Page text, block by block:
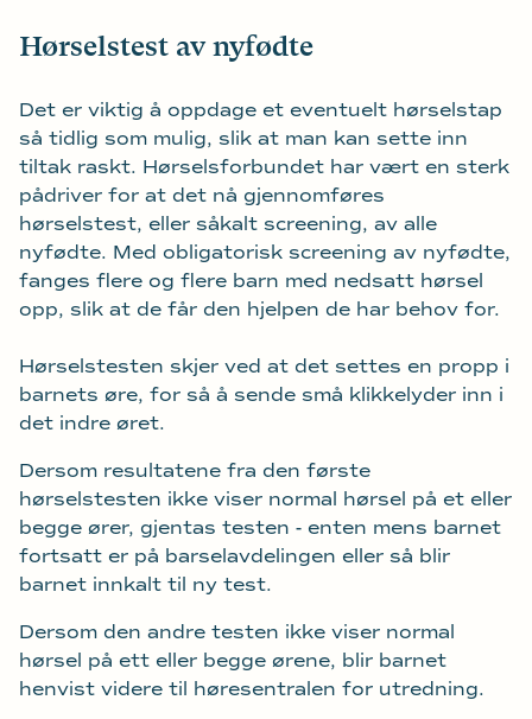
Hørselstest av nyfødte
Det er viktig å oppdage et eventuelt hørselstap
så tidlig som mulig, slik at man kan sette inn
tiltak raskt. Hørselsforbundet har vært en sterk
pådriver for at det nå gjennomføres
hørselstest, eller såkalt screening, av alle
nyfødte. Med obligatorisk screening av nyfødte,
fanges flere og flere barn med nedsatt hørsel
opp, slik at de får den hjelpen de har behov for.
Hørselstesten skjer ved at det settes en propp i
barnets øre, for så å sende små klikkelyder inn i
det indre øret.
Dersom resultatene fra den første
hørselstesten ikke viser normal hørsel på et eller
begge ører, gjentas testen - enten mens barnet
fortsatt er på barselavdelingen eller så blir
barnet innkalt til ny test.
Dersom den andre testen ikke viser normal
hørsel på ett eller begge ørene, blir barnet
henvist videre til høresentralen for utredning.